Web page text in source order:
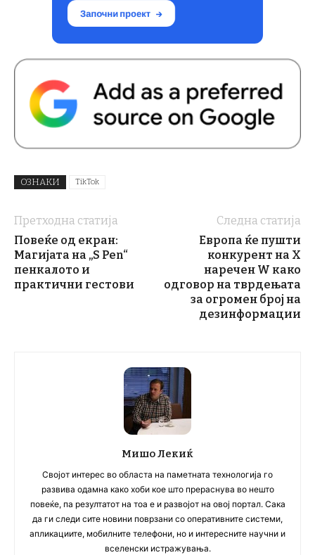
ОЗНАКИ TikTok
Претходна статија
Повеќе од екран:
Магијата на „S Pen“
пенкалото и
практични гестови
Следна статија
Европа ќе пушти
конкурент на X
наречен W како
одговор на тврдењата
за огромен број на
дезинформации
Мишо Лекиќ
Својот интерес во областа на паметната технологија го
развива одамна како хоби кое што прераснува во нешто
повеќе, па резултатот на тоа е и развојот на овој портал. Сака
да ги следи сите новини поврзани со оперативните системи,
апликациите, мобилните телефони, но и интересните научни и
вселенски истражувања.